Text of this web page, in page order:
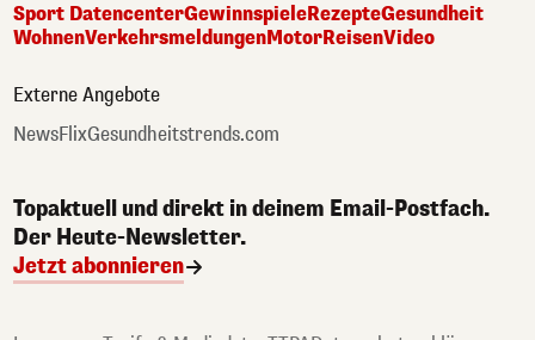
Sport DatencenterGewinnspieleRezepteGesundheit
WohnenVerkehrsmeldungenMotorReisenVideo
Externe Angebote
NewsFlixGesundheitstrends.com
Topaktuell und direkt in deinem Email-Postfach.
Der Heute-Newsletter.
Jetzt abonnieren